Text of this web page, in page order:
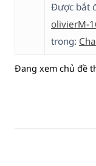
Được bắt
olivierM-
trong:
Đang xem chủ đề